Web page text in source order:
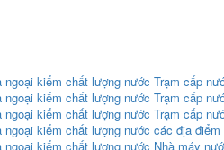
ngoại kiểm chất lượng nước Trạm cấp
ngoại kiểm chất lượng nước Trạm cấp
ngoại kiểm chất lượng nước Trạm cấp
ngoại kiểm chất lượng nước các địa
ngoại kiểm chất lượng nước Nhà máy